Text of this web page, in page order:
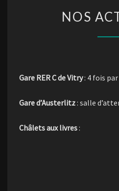
NOS
Gare RER C de Vitry: 4 fois par
Gare d’Austerlitz: salle
Châlets aux livres: